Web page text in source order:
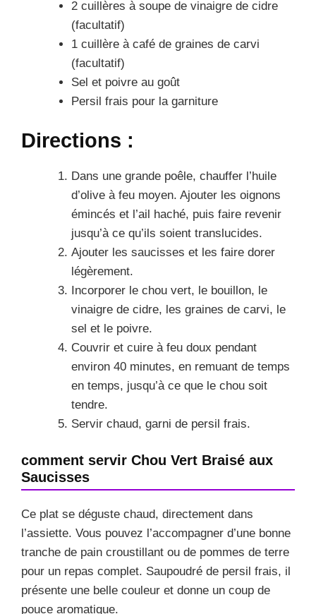
2 cuillères à soupe de vinaigre de cidre
(facultatif)
1 cuillère à café de graines de carvi
(facultatif)
Sel et poivre au goût
Persil frais pour la garniture
Directions :
Dans une grande poêle, chauffer l’huile
d’olive à feu moyen. Ajouter les oignons
émincés et l’ail haché, puis faire revenir
jusqu’à ce qu’ils soient translucides.
Ajouter les saucisses et les faire dorer
légèrement.
Incorporer le chou vert, le bouillon, le
vinaigre de cidre, les graines de carvi, le
sel et le poivre.
Couvrir et cuire à feu doux pendant
environ 40 minutes, en remuant de temps
en temps, jusqu’à ce que le chou soit
tendre.
Servir chaud, garni de persil frais.
comment servir Chou Vert Braisé aux
Saucisses
Ce plat se déguste chaud, directement dans
l’assiette. Vous pouvez l’accompagner d’une bonne
tranche de pain croustillant ou de pommes de terre
pour un repas complet. Saupoudré de persil frais, il
présente une belle couleur et donne un coup de
pouce aromatique.